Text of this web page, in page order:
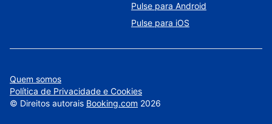
Pulse para Android
Pulse para iOS
Quem somos
Política de Privacidade e Cookies
© Direitos autorais Booking.com 2026